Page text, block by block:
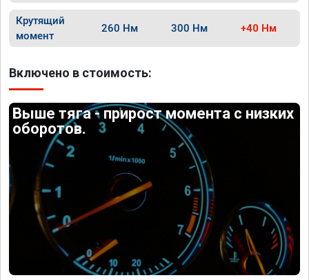
Крутящий
момент
260 Нм 300 Нм +40 Нм
Включено в стоимость:
Выше тяга - прирост момента с низких
оборотов.